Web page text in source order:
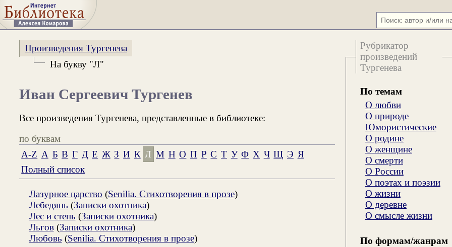
Рубрикатор
произведений
Тургенева
По темам
О любви
О природе
Юмористические
О родине
О женщине
О смерти
О России
О поэтах и поэзии
О жизни
О деревне
О смысле жизни
По формам/жанрам
Произведения Тургенева
На букву "Л"
Иван Сергеевич Тургенев
Все произведения Тургенева, представленные в библиотеке:
по буквам
A-Z А Б В Г Д Е Ж З И К Л М Н О П Р С Т У Ф Х Ч Щ Э Я
Полный список
Лазурное царство (Senilia. Стихотворения в прозе)
Лебедянь (Записки охотника)
Лес и степь (Записки охотника)
Льгов(Записки охотника)
Любовь (Senilia. Стихотворения в прозе)